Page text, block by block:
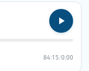
0:00
/
84:15